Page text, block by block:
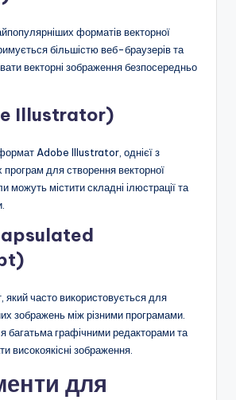
форматів векторної
більшістю веб-браузерів та
векторні зображення безпосередньо
Illustrator)
Adobe Illustrator, однієї з
для створення векторної
можуть містити складні ілюстрації та
часто використовується для
зображень між різними програмами.
багатьма графічними редакторами та
високоякісні зображення.
для